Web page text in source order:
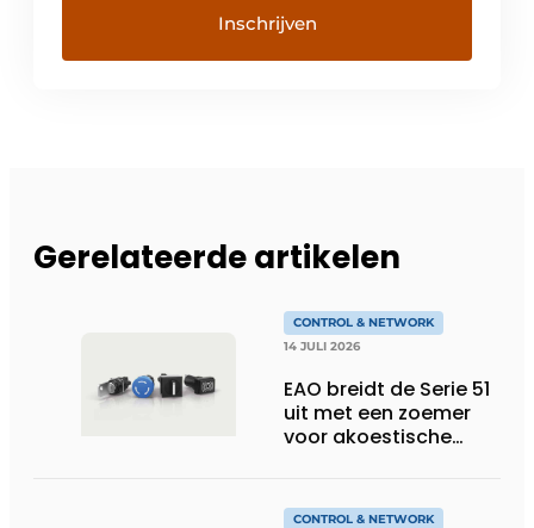
Gerelateerde artikelen
CONTROL & NETWORK
14 JULI 2026
EAO breidt de Serie 51
uit met een zoemer
voor akoestische
CONTROL & NETWORK